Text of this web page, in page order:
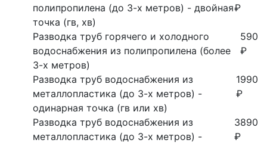
полипропилена (до 3-х метров) - двойная
точка (гв, хв)
₽
Разводка труб горячего и холодного
водоснабжения из полипропилена (более
3-х метров)
590
₽
Разводка труб водоснабжения из
металлопластика (до 3-х метров) -
одинарная точка (гв или хв)
1990
₽
Разводка труб водоснабжения из
металлопластика (до 3-х метров) -
3890
₽